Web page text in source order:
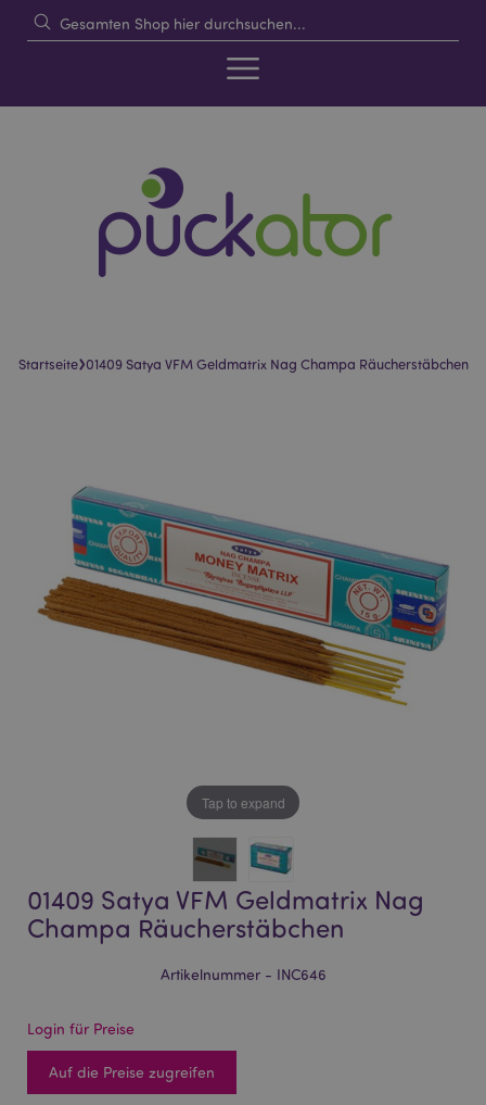
Startseite›01409 Satya VFM Geldmatrix Nag Champa Räucherstäbchen
images
images
Tap to expand
01409 Satya VFM Geldmatrix Nag
Champa Räucherstäbchen
Artikelnummer - INC646
Login für Preise
Auf die Preise zugreifen